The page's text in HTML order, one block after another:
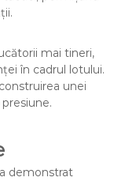
mai tineri,
în cadrul lotului.
unei
demonstrat